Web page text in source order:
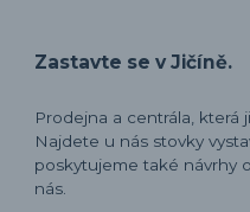
Zastavte se v Jičíně.
Prodejna a centrála, která
Najdete u nás stovky
poskytujeme také návrhy
nás.